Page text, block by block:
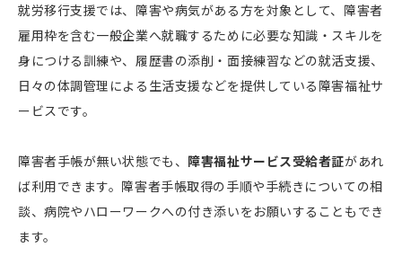
就労移行支援では、障害や病気がある方を対象として、障害者
雇用枠を含む一般企業へ就職するために必要な知識・スキルを
身につける訓練や、履歴書の添削・面接練習などの就活支援、
日々の体調管理による生活支援などを提供している障害福祉サ
ービスです。
障害者手帳が無い状態でも、 障害福祉サービス受給者証があれ
ば利用できます。障害者手帳取得の手順や手続きについての相
談、病院やハローワークへの付き添いをお願いすることもでき
ます。